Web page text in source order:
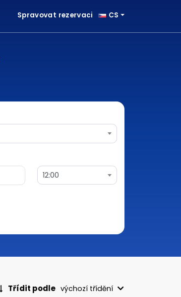
Spravovat rezervaci CS
12:00
Třídit podle výchozí třídění